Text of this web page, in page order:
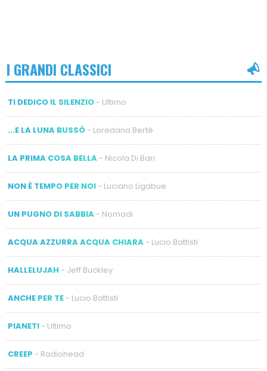
I GRANDI CLASSICI
TI DEDICO IL SILENZIO- Ultimo
...E LA LUNA BUSSÒ- Loredana Bertè
LA PRIMA COSA BELLA- Nicola Di Bari
NON È TEMPO PER NOI- Luciano Ligabue
UN PUGNO DI SABBIA- Nomadi
ACQUA AZZURRA ACQUA CHIARA- Lucio Battisti
HALLELUJAH - Jeff Buckley
ANCHE PER TE- Lucio Battisti
PIANETI- Ultimo
CREEP - Radiohead